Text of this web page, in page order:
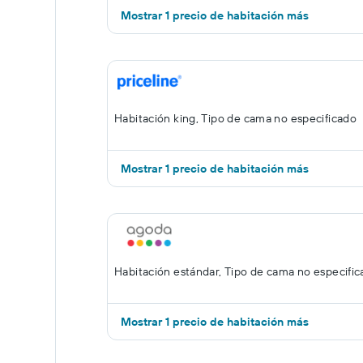
Mostrar 1 precio de habitación más
Habitación king, Tipo de cama no especificado
Mostrar 1 precio de habitación más
Habitación estándar, Tipo de cama no
Mostrar 1 precio de habitación más